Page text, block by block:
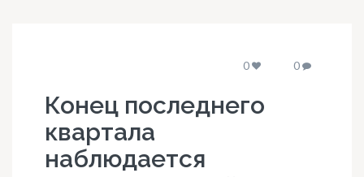
0 0
Конец последнего
квартала
наблюдается